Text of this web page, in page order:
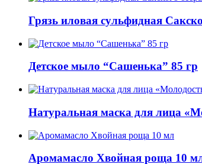
Грязь иловая сульфидная
Детское мыло “Сашенька” 85 гр
Натуральная маска для лица
Аромамасло Хвойная роща 10